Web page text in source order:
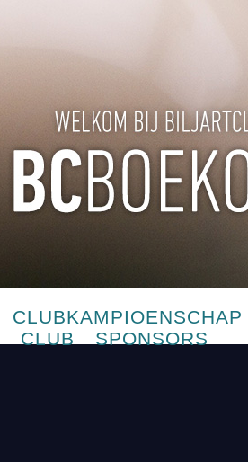
CLUBKAMPIOENSCHAP
CLUB SPONSORS